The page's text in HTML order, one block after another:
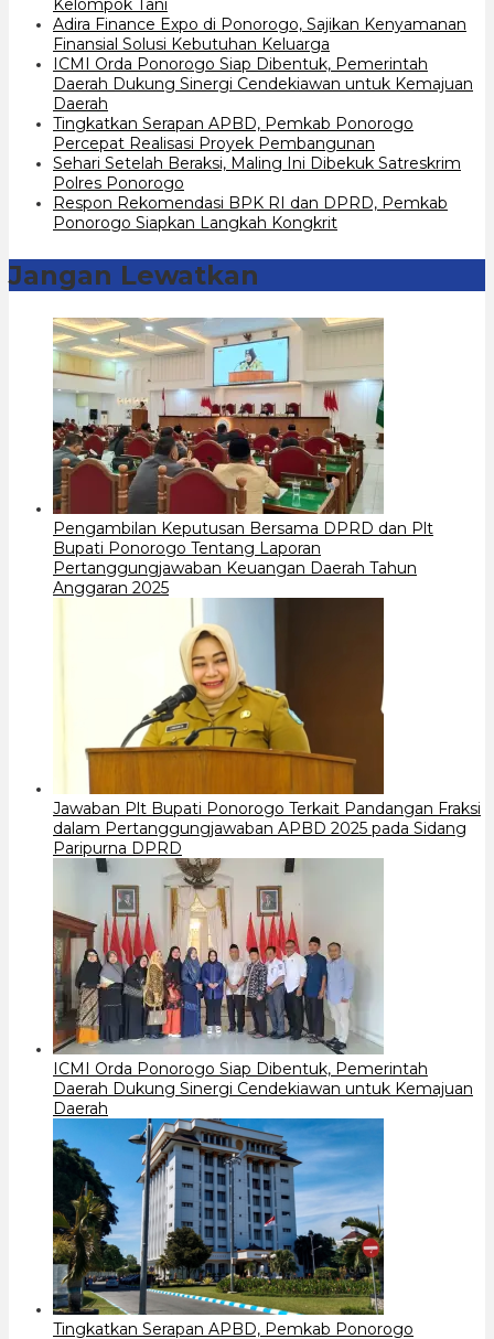
Kelompok Tani
Adira Finance Expo di Ponorogo, Sajikan Kenyamanan
Finansial Solusi Kebutuhan Keluarga
ICMI Orda Ponorogo Siap Dibentuk, Pemerintah
Daerah Dukung Sinergi Cendekiawan untuk Kemajuan
Daerah
Tingkatkan Serapan APBD, Pemkab Ponorogo
Percepat Realisasi Proyek Pembangunan
Sehari Setelah Beraksi, Maling Ini Dibekuk Satreskrim
Polres Ponorogo
Respon Rekomendasi BPK RI dan DPRD, Pemkab
Ponorogo Siapkan Langkah Kongkrit
Jangan Lewatkan
Pengambilan Keputusan Bersama DPRD dan Plt
Bupati Ponorogo Tentang Laporan
Pertanggungjawaban Keuangan Daerah Tahun
Anggaran 2025
Jawaban Plt Bupati Ponorogo Terkait Pandangan Fraksi
dalam Pertanggungjawaban APBD 2025 pada Sidang
Paripurna DPRD
ICMI Orda Ponorogo Siap Dibentuk, Pemerintah
Daerah Dukung Sinergi Cendekiawan untuk Kemajuan
Daerah
Tingkatkan Serapan APBD, Pemkab Ponorogo